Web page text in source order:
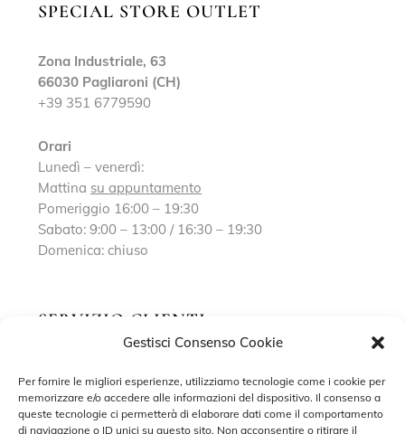
Gestisci Consenso Cookie
Per fornire le migliori esperienze, utilizziamo tecnologie come i cookie per
memorizzare e/o accedere alle informazioni del dispositivo. Il consenso a
queste tecnologie ci permetterà di elaborare dati come il comportamento
di navigazione o ID unici su questo sito. Non acconsentire o ritirare il
SPECIAL STORE OUTLET
Zona Industriale, 63
66030 Pagliaroni (CH)
+39 351 6779590
Orari
Lunedì – venerdì:
Mattina su appuntamento
Pomeriggio 16:00 – 19:30
Sabato: 9:00 – 13:00 / 16:30 – 19:30
Domenica: chiuso
SERVIZIO CLIENTI
Contatti